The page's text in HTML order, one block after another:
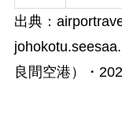
出典：
良間空港）・